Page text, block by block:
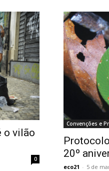
o vilão
0
Convenções e
20º
eco21 - 5 de